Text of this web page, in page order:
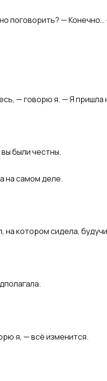
поговорить? —
— говорю я. — Я пришла
были честны.
на самом деле.
на котором сидела,
я, — всё изменится.